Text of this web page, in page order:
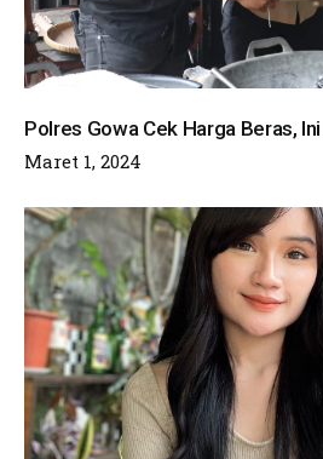
Polres Gowa Cek Harga Beras,
Maret 1, 2024